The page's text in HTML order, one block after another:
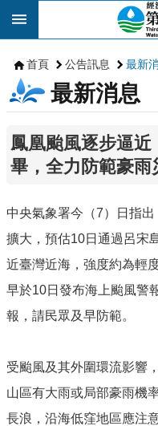
跳到主要內容區塊
首頁 公告訊息 最新
最新消息
鳳凰颱風逐步逼
畢，全力防範豪雨
中央氣象署今（7）日指
擴大，預估10日通過呂宋
近臺灣近海，強度約為輕
早於10日發布海上颱風警
報，請民眾及早防範。
受颱風及其外圍環流影響
山區有大雨或局部豪雨機
長浪，沿海低窪地區應注